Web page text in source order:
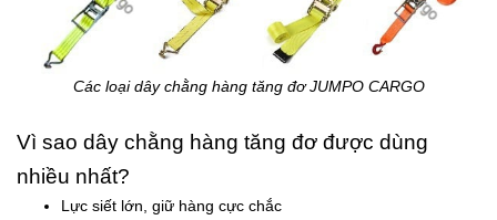
Các loại dây chằng hàng tăng đơ JUMPO CARGO
Vì sao dây chằng hàng tăng đơ được dùng
nhiều nhất?
Lực siết lớn, giữ hàng cực chắc